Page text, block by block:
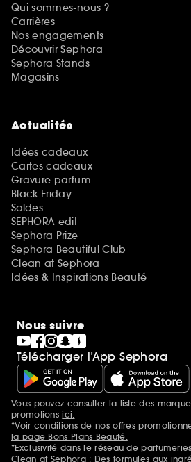
Qui sommes-nous ?
Carrières
Nos engagements
Découvrir Sephora
Sephora Stands
Magasins
Actualités
Idées cadeaux
Cartes cadeaux
Gravure parfum
Black Friday
Soldes
SEPHORA edit
Sephora Prize
Sephora Beautiful Club
Clean at Sephora
Idées & Inspirations Beauté
Nous suivre
Télécharger l’App Sephora
Mentions additionnelles
Vous pouvez consulter la liste des
promotionsici.
*Voir conditions de nos offres
la page Bons Plans Beauté.
*Exclusivité dans le réseau de
Clean at Sephora : Des formules aux